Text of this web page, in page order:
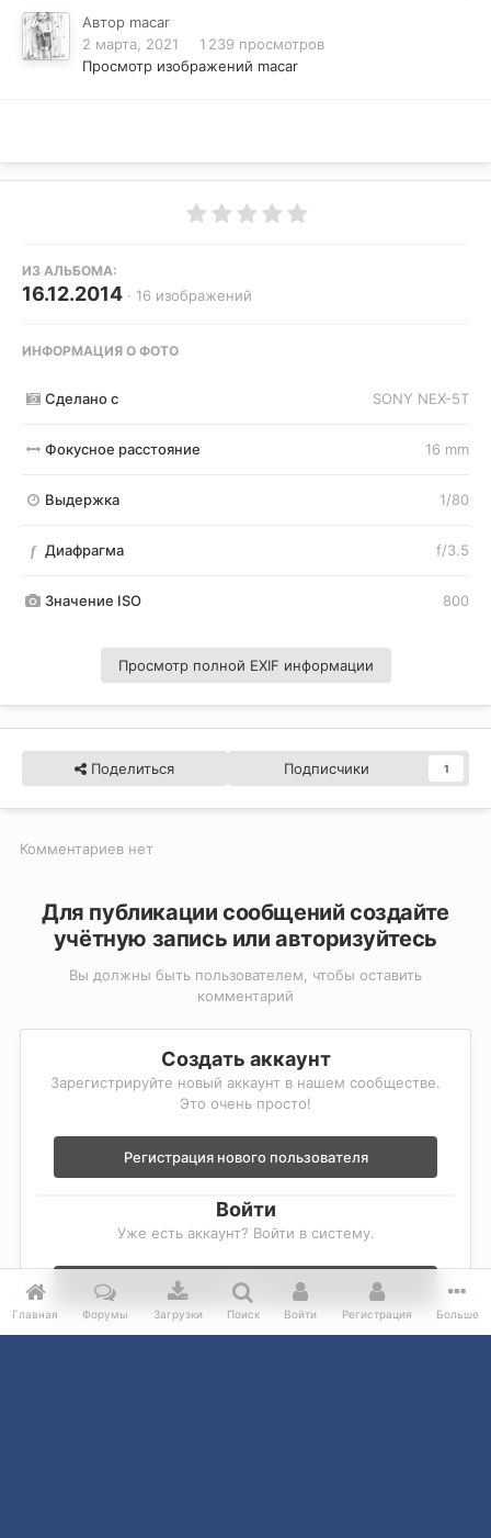
Автор macar
2 марта, 2021
1 239 просмотров
Просмотр изображений macar
ИЗ АЛЬБОМА:
16.12.2014 · 16 изображений
ИНФОРМАЦИЯ О ФОТО
Сделано с SONY NEX-5T
Фокусное расстояние 16 mm
Выдержка 1/80
f Диафрагма f/3.5
Значение ISO 800
Просмотр полной EXIF информации
Поделиться Подписчики 1
Комментариев нет
Для публикации сообщений создайте
учётную запись или авторизуйтесь
Вы должны быть пользователем, чтобы оставить
комментарий
Создать аккаунт
Зарегистрируйте новый аккаунт в нашем сообществе.
Это очень просто!
Регистрация нового пользователя
Войти
Уже есть аккаунт? Войти в систему.
Войти
Главная Форумы Загрузки Поиск Войти Регистрация Больше